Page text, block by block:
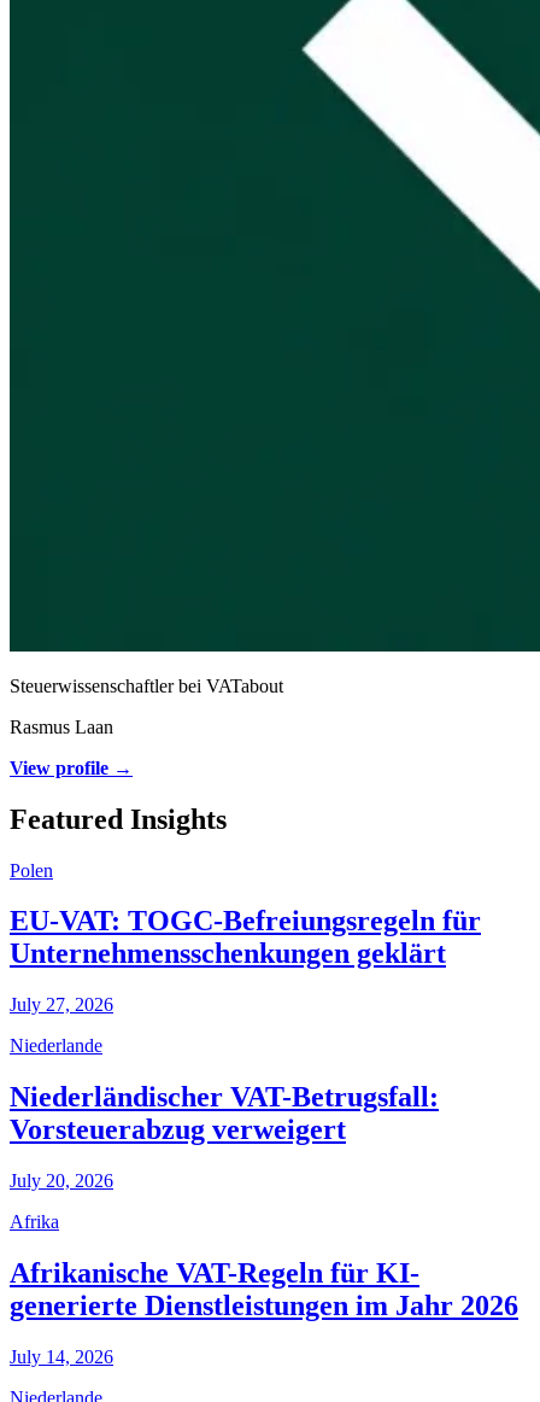
Steuerwissenschaftler bei VATabout
Rasmus Laan
View profile →
Featured Insights
Polen
EU-VAT: TOGC-Befreiungsregeln für
Unternehmensschenkungen geklärt
July 27, 2026
Niederlande
Niederländischer VAT-Betrugsfall:
Vorsteuerabzug verweigert
July 20, 2026
Afrika
Afrikanische VAT-Regeln für KI-
generierte Dienstleistungen im Jahr 2026
July 14, 2026
Niederlande